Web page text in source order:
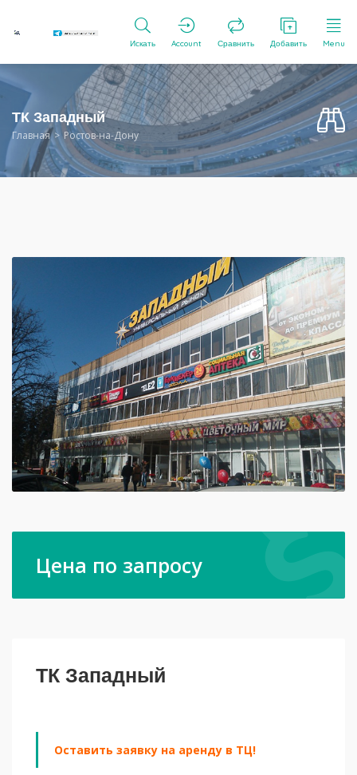
Искать Account Сравнить Добавить Menu
ТК Западный
Главная Ростов-на-Дону
Цена по запросу
ТК Западный
Оставить заявку на аренду в ТЦ!